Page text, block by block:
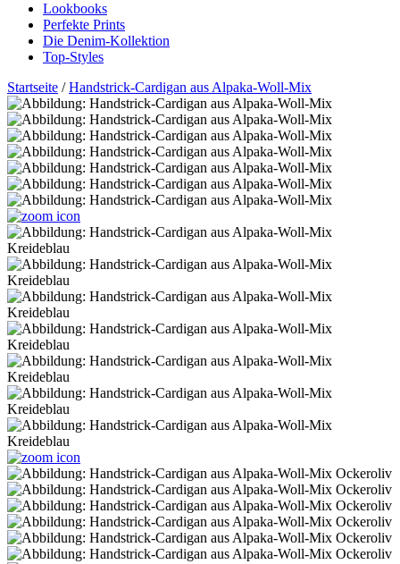
Lookbooks
Perfekte Prints
Die Denim-Kollektion
Top-Styles
Startseite /Handstrick-Cardigan aus Alpaka-Woll-Mix